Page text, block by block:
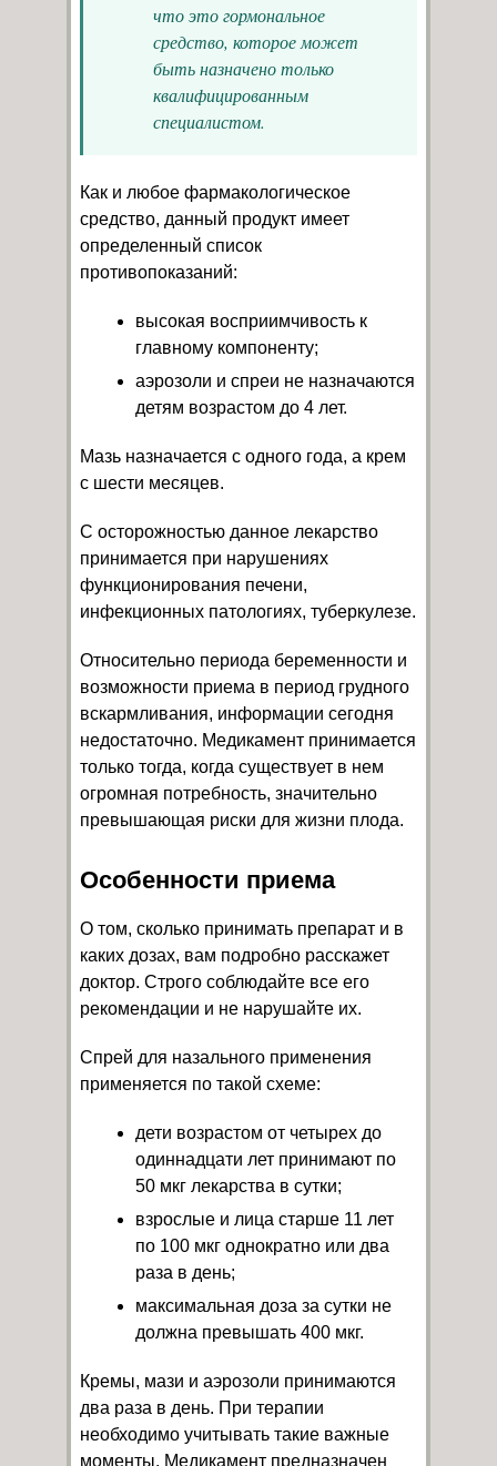
что это гормональное
средство, которое может
быть назначено только
квалифицированным
специалистом.
Как и любое фармакологическое
средство, данный продукт имеет
определенный список
противопоказаний:
высокая восприимчивость к
главному компоненту;
аэрозоли и спреи не назначаются
детям возрастом до 4 лет.
Мазь назначается с одного года, а крем
с шести месяцев.
С осторожностью данное лекарство
принимается при нарушениях
функционирования печени,
инфекционных патологиях, туберкулезе.
Относительно периода беременности и
возможности приема в период грудного
вскармливания, информации сегодня
недостаточно. Медикамент принимается
только тогда, когда существует в нем
огромная потребность, значительно
превышающая риски для жизни плода.
Особенности приема
О том, сколько принимать препарат и в
каких дозах, вам подробно расскажет
доктор. Строго соблюдайте все его
рекомендации и не нарушайте их.
Спрей для назального применения
применяется по такой схеме:
дети возрастом от четырех до
одиннадцати лет принимают по
50 мкг лекарства в сутки;
взрослые и лица старше 11 лет
по 100 мкг однократно или два
раза в день;
максимальная доза за сутки не
должна превышать 400 мкг.
Кремы, мази и аэрозоли принимаются
два раза в день. При терапии
необходимо учитывать такие важные
моменты. Медикамент предназначен